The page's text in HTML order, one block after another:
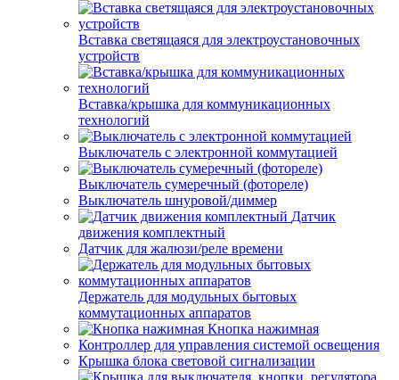
Вставка светящаяся для электроустановочных
устройств
Вставка/крышка для коммуникационных
технологий
Выключатель с электронной коммутацией
Выключатель сумеречный (фотореле)
Выключатель шнуровой/диммер
Датчик
движения комплектный
Датчик для жалюзи/реле времени
Держатель для модульных бытовых
коммутационных аппаратов
Кнопка нажимная
Контроллер для управления системой освещения
Крышка блока световой сигнализации